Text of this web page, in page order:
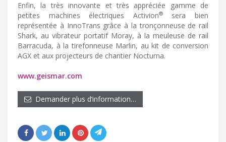
Enfin, la très innovante et très appréciée gamme de
petites machines électriques Activion®sera bien
représentée à InnoTrans grâce à la tronçonneuse de rail
Shark, au vibrateur portatif Moray, à la meuleuse de rail
Barracuda, à la tirefonneuse Marlin, au kit de conversion
AGX et aux projecteurs de chantier Nocturna.
www.geismar.com
Demander plus d’information…